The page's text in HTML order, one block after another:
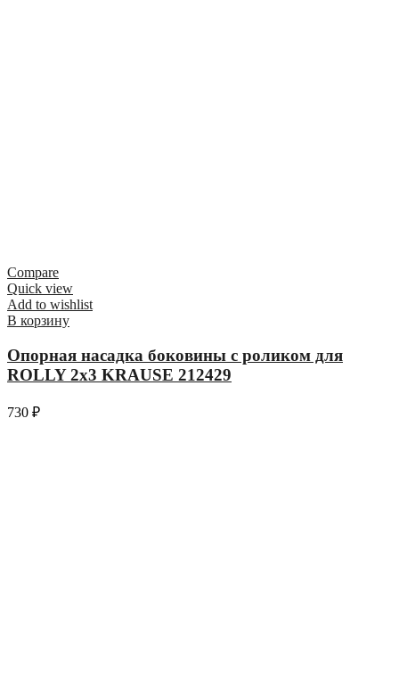
Compare
Quick view
Add to wishlist
В корзину
Опорная насадка боковины с роликом для
ROLLY 2х3 KRAUSE 212429
730 ₽